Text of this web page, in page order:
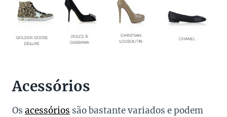
Acessórios
Os acessórios são bastante variados e podem